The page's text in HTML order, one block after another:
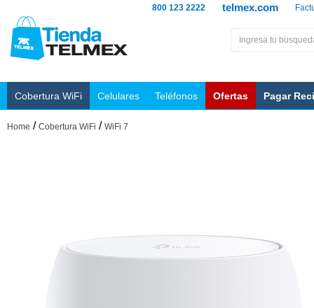
telmex.com
800 123 2222
Cobertura WiFi Celulares Teléfonos Ofertas Pagar
Home / Cobertura WiFi / WiFi 7